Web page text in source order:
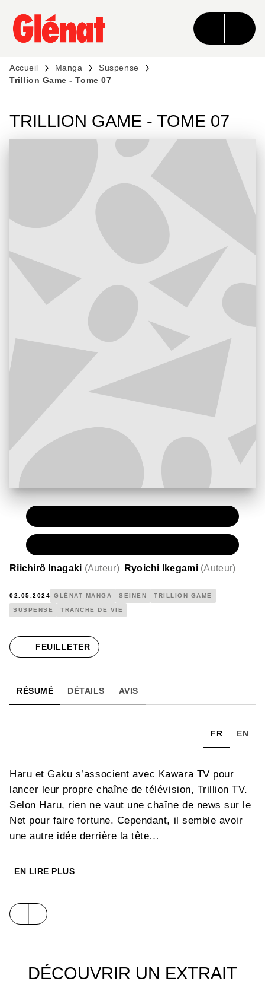
MENU RECHERCHE CONTENU
PIED DE PAGE
Accueil Manga
Suspense
Trillion Game - Tome 07
TRILLION GAME - TOME 07
Riichirô Inagaki (Auteur) Ryoichi Ikegami (Auteur)
02.05.2024 GLÉNAT MANGA SEINEN TRILLION GAME
SUSPENSE TRANCHE DE VIE
FEUILLETER
RÉSUMÉ DÉTAILS AVIS
FR EN
Haru et Gaku s’associent avec Kawara TV pour
lancer leur propre chaîne de télévision, Trillion TV.
Selon Haru, rien ne vaut une chaîne de news sur le
Net pour faire fortune. Cependant, il semble avoir
une autre idée derrière la tête…
EN LIRE PLUS
DÉCOUVRIR UN EXTRAIT